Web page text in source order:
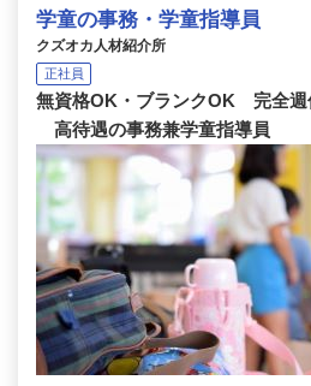
学童の事務・学童指導員
クズオカ人材紹介所
正社員
無資格OK・ブランクOK 完全週
高待遇の事務兼学童指導員